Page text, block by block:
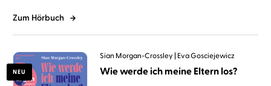
Zum Hörbuch
NEU
Sian Morgan-Crossley Eva Gosciejewicz
Wie werde ich meine Eltern los?